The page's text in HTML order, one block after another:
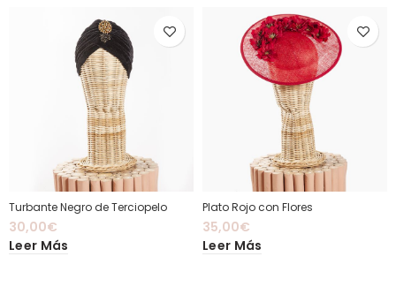
Turbante Negro de Terciopelo
30,00€
Leer Más
Plato Rojo con Flores
35,00€
Leer Más